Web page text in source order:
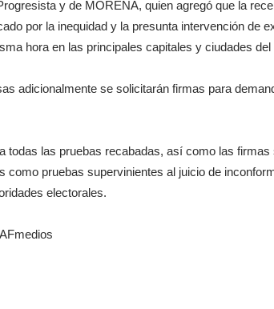
y de MORENA, quien agregó que la
por la inequidad y la presunta intervención de
hora en las principales capitales y ciudades del
adicionalmente se solicitarán firmas para
todas las pruebas recabadas, así como las
como pruebas supervinientes al juicio de
electorales.